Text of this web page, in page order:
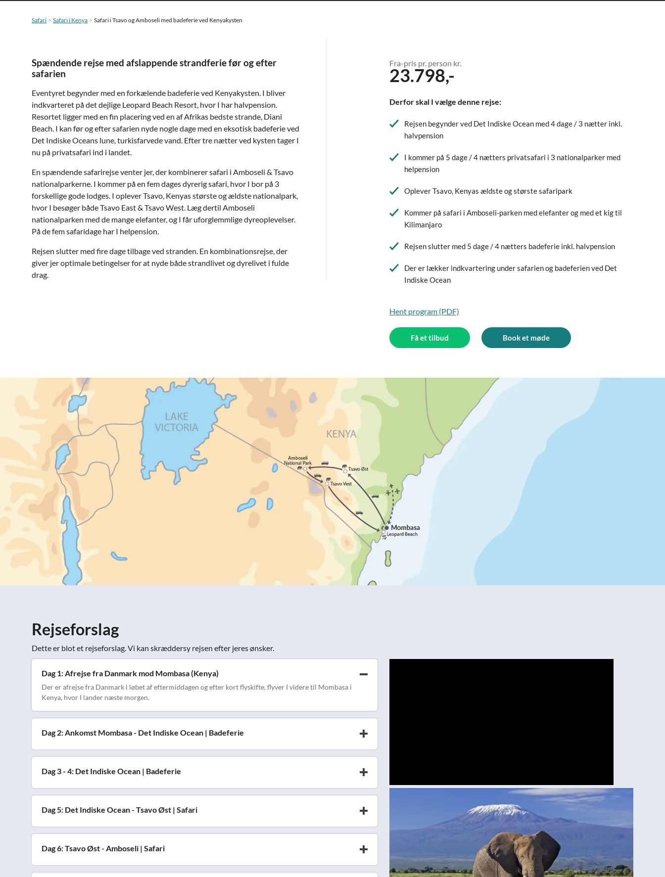
Safari Safari i Kenya Safari i Tsavo og Amboseli med badeferie ved Kenyakysten
Spændende rejse med afslappende strandferie før og efter
safarien
Eventyret begynder med en forkælende badeferie ved Kenyakysten. I bliver
indkvarteret på det dejlige Leopard Beach Resort, hvor I har halvpension.
Resortet ligger med en fin placering ved en af Afrikas bedste strande, Diani
Beach. I kan før og efter safarien nyde nogle dage med en eksotisk badeferie ved
Det Indiske Oceans lune, turkisfarvede vand. Efter tre nætter ved kysten tager I
nu på privatsafari ind i landet.
En spændende safarirejse venter jer, der kombinerer safari i Amboseli & Tsavo
nationalparkerne. I kommer på en fem dages dyrerig safari, hvor I bor på 3
forskellige gode lodges. I oplever Tsavo, Kenyas største og ældste nationalpark,
hvor I besøger både Tsavo East & Tsavo West. Læg dertil Amboseli
nationalparken med de mange elefanter, og I får uforglemmlige dyreoplevelser.
På de fem safaridage har I helpension.
Rejsen slutter med fire dage tilbage ved stranden. En kombinationsrejse, der
giver jer optimale betingelser for at nyde både strandlivet og dyrelivet i fulde
drag.
Fra-pris pr. person kr.
23.798,-
Derfor skal I vælge denne rejse:
Rejsen begynder ved Det Indiske Ocean med 4 dage / 3 nætter inkl.
halvpension
I kommer på 5 dage / 4 nætters privatsafari i 3 nationalparker med
helpension
Oplever Tsavo, Kenyas ældste og største safaripark
Kommer på safari i Amboseli-parken med elefanter og med et kig til
Kilimanjaro
Rejsen slutter med 5 dage / 4 nætters badeferie inkl. halvpension
Der er lækker indkvartering under safarien og badeferien ved Det
Indiske Ocean
Hent program (PDF)
Få et tilbud Book et møde
Rejseforslag
Dette er blot et rejseforslag. Vi kan skræddersy rejsen efter jeres ønsker.
Dag 1: Afrejse fra Danmark mod Mombasa (Kenya)
Der er afrejse fra Danmark i løbet af eftermiddagen og efter kort flyskifte, flyver I videre til Mombasa i
Kenya, hvor I lander næste morgen.
Dag 2: Ankomst Mombasa - Det Indiske Ocean | Badeferie
Dag 3 - 4: Det Indiske Ocean | Badeferie
Dag 5: Det Indiske Ocean - Tsavo Øst | Safari
Dag 6: Tsavo Øst - Amboseli | Safari